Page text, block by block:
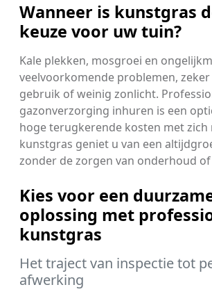
Wanneer is kunstgras
keuze voor uw tuin?
Kale plekken, mosgroei en
veelvoorkomende problemen,
gebruik of weinig zonlicht.
gazonverzorging inhuren is een
hoge terugkerende kosten met zich
kunstgras geniet u van een
zonder de zorgen van onderhoud
Kies voor een
oplossing met
kunstgras
Het traject van inspectie tot
afwerking